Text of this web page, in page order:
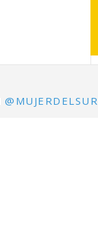
@MUJERDELSUR